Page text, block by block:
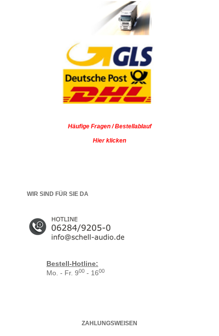
Häufige Fragen / Bestellablauf
Hier klicken
WIR SIND FÜR SIE DA
Bestell-Hotline:
Mo. - Fr. 900 - 1600
ZAHLUNGSWEISEN